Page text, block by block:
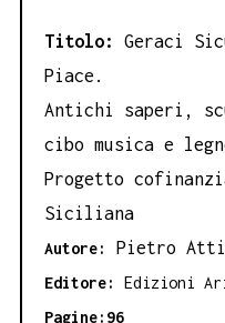
Titolo: Geraci
Piace.
Antichi saperi,
cibo musica e
Progetto
Siciliana
Autore: Pietro
Editore: Edizioni
Pagine:96